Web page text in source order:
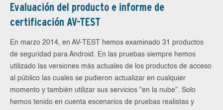
Evaluación del producto e informe de
certificación AV-TEST
En marzo 2014, en AV-TEST hemos examinado 31 productos
de seguridad para Android. En las pruebas siempre hemos
utilizado las versiones más actuales de los productos de acceso
al público las cuales se pudieron actualizar en cualquier
momento y también utilizar sus servicios "en la nube”. Solo
hemos tenido en cuenta escenarios de pruebas realistas y